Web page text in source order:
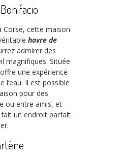
Corse, cette maison
havre de
admirer des
magnifiques. Située
une expérience
l’eau. Il est possible
pour des
ou entre amis, et
un endroit parfait